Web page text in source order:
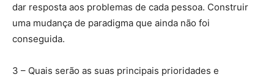
dar resposta aos problemas de cada pessoa. Construir
uma mudança de paradigma que ainda não foi
conseguida.
3 – Quais serão as suas principais prioridades e